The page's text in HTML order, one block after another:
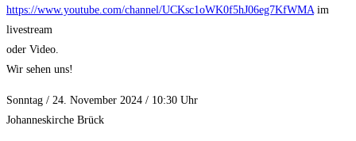
https://www.youtube.com/channel/UCKsc1oWK0f5hJ06eg7KfWMA im
livestream
oder Video.
Wir sehen uns!
Sonntag / 24. November 2024 / 10:30 Uhr
Johanneskirche Brück